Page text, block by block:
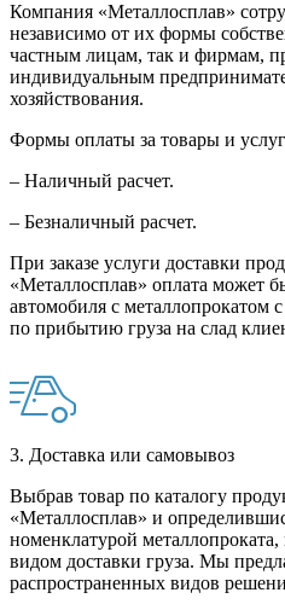
Компания «Металлосплав»
независимо от их формы
частным лицам, так и фирмам,
индивидуальным
хозяйствования.
Формы оплаты за товары и
– Наличный расчет.
– Безналичный расчет.
При заказе услуги доставки
«Металлосплав» оплата может
автомобиля с металлопрокатом
по прибытию груза на слад
3. Доставка или самовывоз
Выбрав товар по каталогу
«Металлосплав» и
номенклатурой
видом доставки груза. Мы
распространенных видов